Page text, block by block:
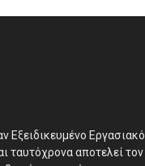
Εξειδικευμένο Εργασιακό
ταυτόχρονα αποτελεί τον